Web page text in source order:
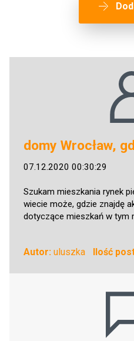
domy Wrocław,
07.12.2020 00:30:29
Szukam mieszkania rynek
wiecie może, gdzie znajdę
dotyczące mieszkań w tym
Autor: uluszka Ilość